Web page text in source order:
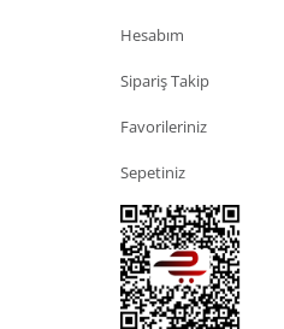
Hesabım
Sipariş Takip
Favorileriniz
Sepetiniz